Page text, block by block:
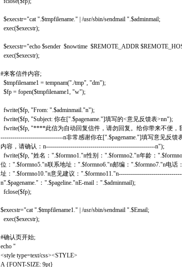
$execstr="cat ".$tmpfilename." | /usr/sbin/sendmail ".$adminmail;
exec($execstr);
$execstr="echo $sender $nowtime $REMOTE_ADDR
exec($execstr);
#来客信件内容;
$tmpfilename1 = tempnam("./tmp", "dm");
$fp = fopen($tmpfilename1, "w");
fwrite($fp, "From: ".$adminmail."n");
fwrite($fp, "Subject: 你在[".$pagename."]填写的<意见反馈表>nn");
fwrite($fp, "****此信为自动回复信件，请勿回复。给你带来不便
-------------------------------n非常感谢你在[".$pagename."]填写意见反馈
内容，请确认：n------------------------------------------------------n");
fwrite($fp, "姓名：".$formno1."n性别：".$formno2."n年龄：
位：".$formno5."n联系地址：".$formno6."n邮编：".$formno7."n电话
址：".$formno10."n意见建议：
n".$pagename."：".$pageline."nE-mail：".$adminmail);
fclose($fp);
$execstr="cat ".$tmpfilename1." | /usr/sbin/sendmail ".$Email;
exec($execstr);
#确认页开始;
echo "
<style type=text/css><STYLE>
A {FONT-SIZE: 9pt}